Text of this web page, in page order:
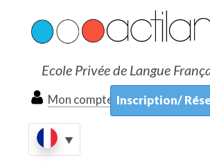
Ecole Privée de Langue
Mon compte Inscription/